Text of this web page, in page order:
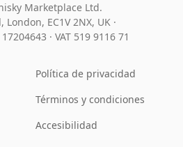
Marketplace Ltd.
London, EC1V 2NX, UK ·
· VAT 519 9116 71
Política de privacidad
Términos y condiciones
Accesibilidad